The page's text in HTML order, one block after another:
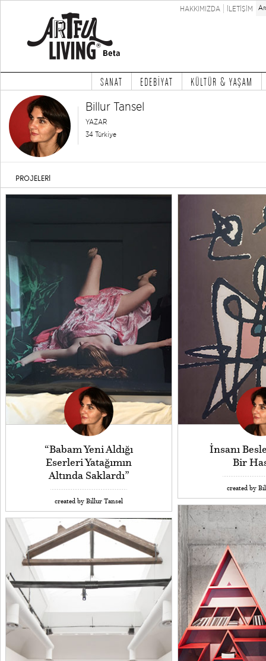
HAKKIMIZDA İLETİŞİM
SANAT EDEBİYAT KÜLTÜR & YAŞAM
Billur Tansel
YAZAR
34 Türkiye
PROJELERİ
“Babam Yeni Aldığı
Eserleri Yatağımın
Altında Saklardı”
created by Billur Tansel
İnsanı
Bir
created by